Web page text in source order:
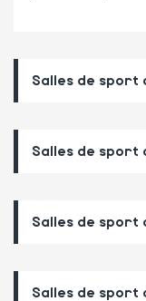
Salles de sport
Salles de sport
Salles de sport
Salles de sport